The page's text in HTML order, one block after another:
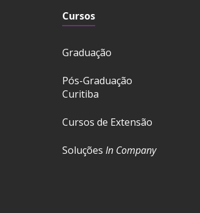
Cursos
Graduação
Pós-Graduação
Curitiba
Cursos de Extensão
Soluções In Company